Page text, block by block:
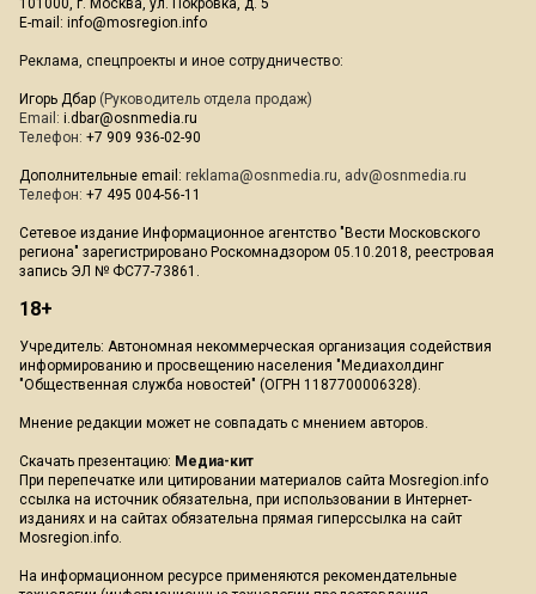
101000, г. Москва, ул. Покровка, д. 5
E-mail: info@mosregion.info
Реклама, спецпроекты и иное сотрудничество:
Игорь Дбар (Руководитель отдела продаж)
Email: i.dbar@osnmedia.ru
Телефон: +7 909 936-02-90
Дополнительные email: reklama@osnmedia.ru, adv@osnmedia.ru
Телефон: +7 495 004-56-11
Сетевое издание Информационное агентство "Вести Московского
региона" зарегистрировано Роскомнадзором 05.10.2018, реестровая
запись ЭЛ № ФС77-73861.
18+
Учредитель: Автономная некоммерческая организация содействия
информированию и просвещению населения "Медиахолдинг
"Общественная служба новостей" (ОГРН 1187700006328).
Мнение редакции может не совпадать с мнением авторов.
Скачать презентацию: Медиа-кит
При перепечатке или цитировании материалов сайта Mosregion.info
ссылка на источник обязательна, при использовании в Интернет-
изданиях и на сайтах обязательна прямая гиперссылка на сайт
Mosregion.info.
На информационном ресурсе применяются рекомендательные